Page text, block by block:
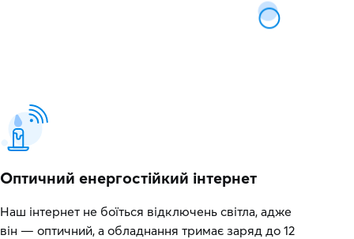
Оптичний енергостійкий інтернет
Наш інтернет не боїться відключень світла, адже
він — оптичний, а обладнання тримає заряд до 12